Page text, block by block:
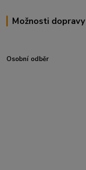
Možnosti dopravy
Osobní odběr